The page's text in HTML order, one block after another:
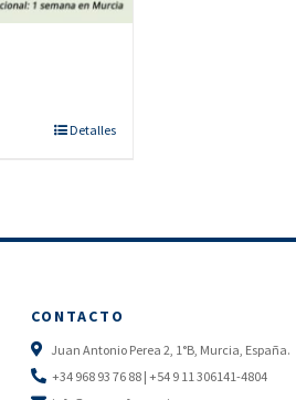
Detalles
CONTACTO
Juan Antonio Perea 2, 1°B, Murcia, España.
+34 968 93 76 88 | +54 9 11 306141-4804